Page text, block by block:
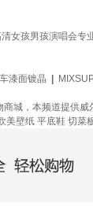
女孩男孩演唱会专
漆面镀晶
城，本频道提供
美壁纸 平底鞋 切菜
轻松购物